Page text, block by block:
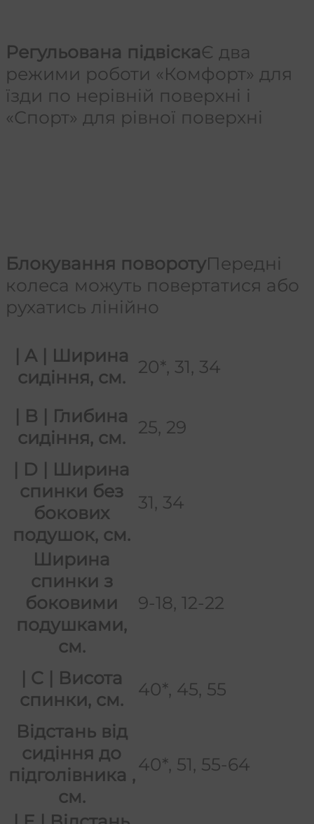
Регульована підвіскаЄ два
режими роботи «Комфорт» для
їзди по нерівній поверхні і
«Спорт» для рівної поверхні
Блокування поворотуПередні
колеса можуть повертатися або
рухатись лінійно
| A | Ширина
сидіння, см.
20*, 31, 34
| B | Глибина
сидіння, см.
25, 29
| D | Ширина
спинки без
бокових
подушок, см.
31, 34
Ширина
спинки з
боковими
подушками,
см.
9-18, 12-22
| C | Висота
спинки, см.
40*, 45, 55
Відстань від
сидіння до
підголівника ,
см.
40*, 51, 55-64